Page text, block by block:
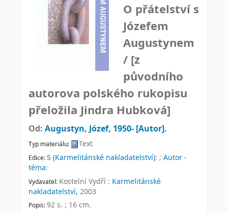
O přátelství s
Józefem
Augustynem
/ [z
původního
autorova polského rukopisu
přeložila Jindra Hubková]
Od: Augustyn, Józef, 1950- [Autor].
Typ materiálu: Text
Edice:S (Karmelitánské nakladatelství): ; Autor -
téma:
Vydavatel: Kostelní Vydří : Karmelitánské
nakladatelství, 2003
Popis:92 s. ; 16 cm.